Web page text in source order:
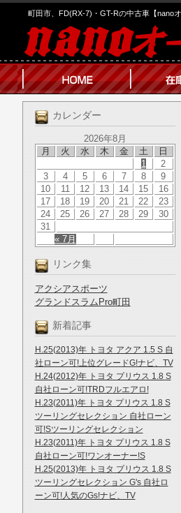
町田市、FD(RX-7)・GT-Rの中古車【nanoオ
カレンダー
2026年8月
月
火 水 木 金 土 日
« 7月
1
2
3
4 5 6 7 8
9
10
11 12 13 14 15
16
17
18 19 20 21 22
23
24
25 26 27 28 29
30
31
リンク集
アクシアスポーツ
グランドスラムPro町田
新着記事
H.25(2013)年 トヨタ アクア 1.5 S 自
社ローン可!上位グレードG!ナビ、TV
H.24(2012)年 トヨタ プリウス 1.8 S
自社ローン可!TRDフルエアロ!
H.23(2011)年 トヨタ プリウス 1.8 S
ツーリングセレクション 自社ローン
可!Sツーリングセレクション
H.23(2011)年 トヨタ プリウス 1.8 S
自社ローン可!ワンオーナー!S
H.25(2013)年 トヨタ プリウス 1.8 S
ツーリングセレクション G's 自社ロ
ーン可!人気のGs!ナビ、TV